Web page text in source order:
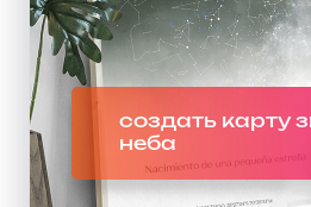
создать карту
неба